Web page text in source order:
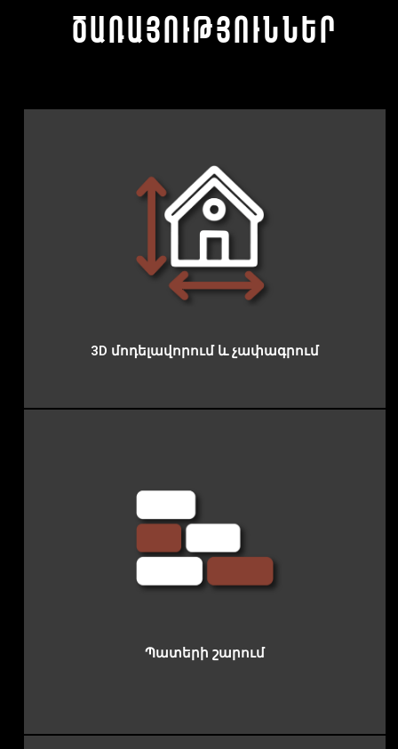
ծառայություններ
3D մոդելավորում և չափագրում
Պատերի շարում